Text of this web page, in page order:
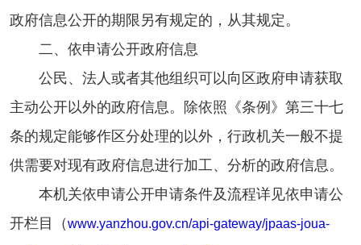
政府信息公开的期限另有规定的，从其规定。
二、依申请公开政府信息
公民、法人或者其他组织可以向区政府申请获取
主动公开以外的政府信息。除依照《条例》第三十七
条的规定能够作区分处理的以外，行政机关一般不提
供需要对现有政府信息进行加工、分析的政府信息。
本机关依申请公开申请条件及流程详见依申请公
开栏目（www.yanzhou.gov.cn/api-gateway/jpaas-joua-